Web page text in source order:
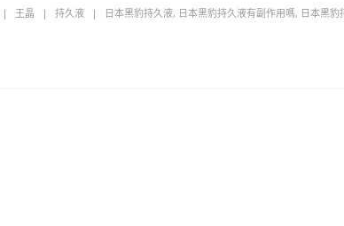
王晶 持久液 日本黑豹持久液, 日本黑豹持久液有副作用嗎, 日本黑豹